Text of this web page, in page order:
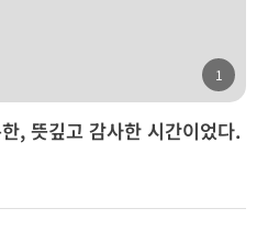
1
, 뜻깊고 감사한 시간이었다.